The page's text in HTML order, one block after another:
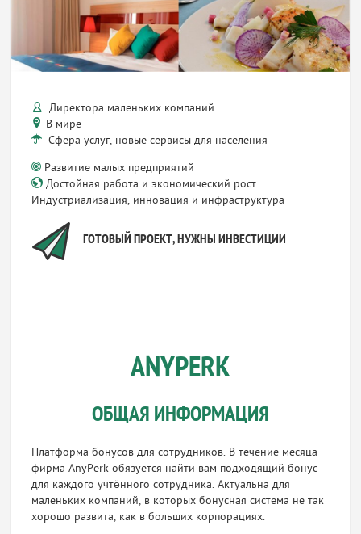
Директора маленьких компаний
В мире
Сфера услуг, новые сервисы для населения
Развитие малых предприятий
Достойная работа и экономический рост
Индустриализация, инновация и инфраструктура
ГОТОВЫЙ ПРОЕКТ, НУЖНЫ ИНВЕСТИЦИИ
ANYPERK
ОБЩАЯ ИНФОРМАЦИЯ
Платформа бонусов для сотрудников. В течение месяца
фирма AnyPerk обязуется найти вам подходящий бонус
для каждого учтённого сотрудника. Актуальна для
маленьких компаний, в которых бонусная система не так
хорошо развита, как в больших корпорациях.